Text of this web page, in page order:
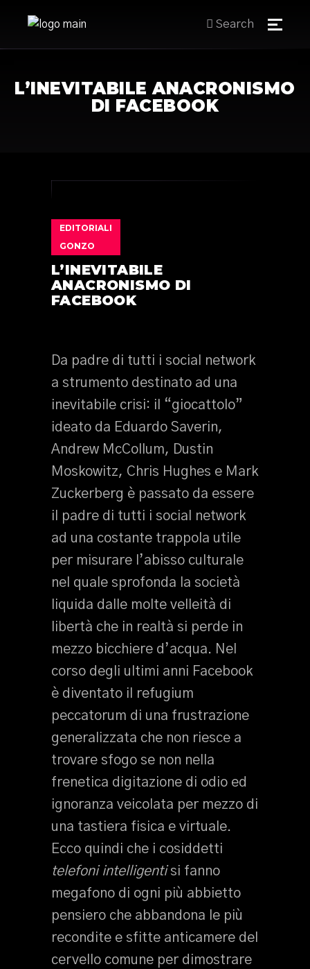
Search
L’INEVITABILE ANACRONISMO
DI FACEBOOK
EDITORIALI
GONZO
L’INEVITABILE
ANACRONISMO DI
FACEBOOK
Da padre di tutti i social network
a strumento destinato ad una
inevitabile crisi: il “giocattolo”
ideato da Eduardo Saverin,
Andrew McCollum, Dustin
Moskowitz, Chris Hughes e Mark
Zuckerberg è passato da essere
il padre di tutti i social network
ad una costante trappola utile
per misurare l’abisso culturale
nel quale sprofonda la società
liquida dalle molte velleità di
libertà che in realtà si perde in
mezzo bicchiere d’acqua. Nel
corso degli ultimi anni Facebook
è diventato il refugium
peccatorum di una frustrazione
generalizzata che non riesce a
trovare sfogo se non nella
frenetica digitazione di odio ed
ignoranza veicolata per mezzo di
una tastiera fisica e virtuale.
Ecco quindi che i cosiddetti
telefoni intelligentisi fanno
megafono di ogni più abbietto
pensiero che abbandona le più
recondite e sfitte anticamere del
cervello comune per dimostrare